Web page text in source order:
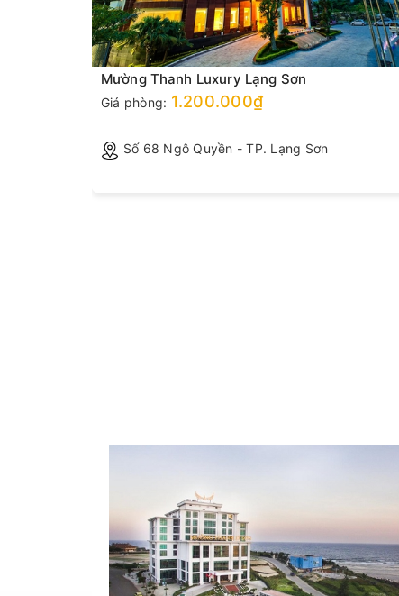
Mường Thanh Luxury Lạng Sơn
Giá phòng: 1.200.000₫
Số 68 Ngô Quyền - TP. Lạng Sơn